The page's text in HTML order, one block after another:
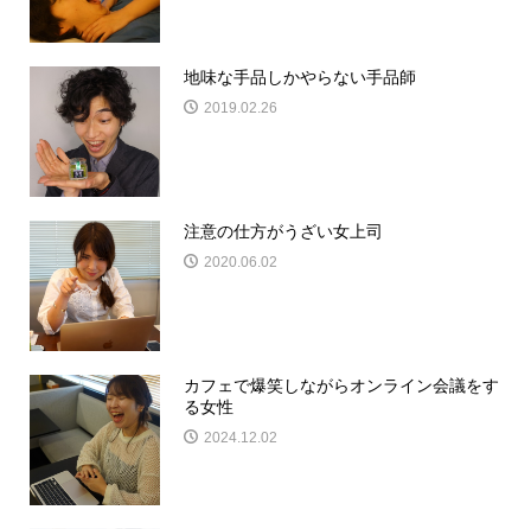
地味な手品しかやらない手品師
2019.02.26
注意の仕方がうざい女上司
2020.06.02
カフェで爆笑しながらオンライン会議をす
る女性
2024.12.02